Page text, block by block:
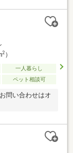
2）
一人暮らし
ペット相談可
問い合わせはオ